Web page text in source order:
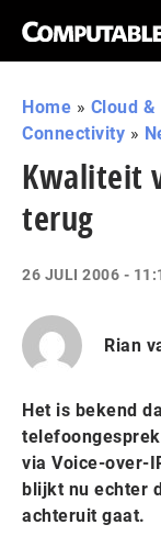
Home » Cloud
Connectivity »
Kwaliteit
terug
26 JULI 2006 -
Rian
Het is bekend
via Voice-over-
blijkt nu echter
achteruit gaat.